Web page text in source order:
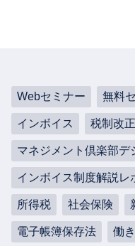
Webセミナー 無料
インボイス 税制改正
マネジメント倶楽部デ
インボイス制度解説レ
所得税 社会保険
電子帳簿保存法 働